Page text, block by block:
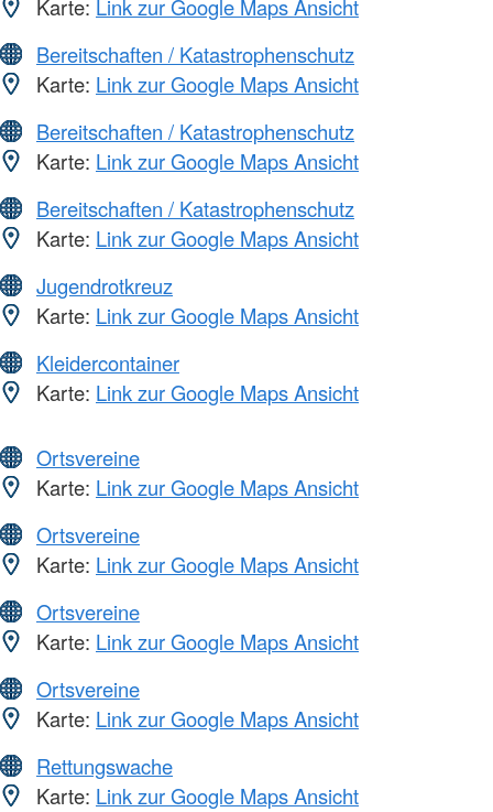
Karte: Link zur Google Maps Ansicht
Bereitschaften / Katastrophenschutz
Karte: Link zur Google Maps Ansicht
Bereitschaften / Katastrophenschutz
Karte: Link zur Google Maps Ansicht
Bereitschaften / Katastrophenschutz
Karte: Link zur Google Maps Ansicht
Jugendrotkreuz
Karte: Link zur Google Maps Ansicht
Kleidercontainer
Karte: Link zur Google Maps Ansicht
Ortsvereine
Karte: Link zur Google Maps Ansicht
Ortsvereine
Karte: Link zur Google Maps Ansicht
Ortsvereine
Karte: Link zur Google Maps Ansicht
Ortsvereine
Karte: Link zur Google Maps Ansicht
Rettungswache
Karte: Link zur Google Maps Ansicht